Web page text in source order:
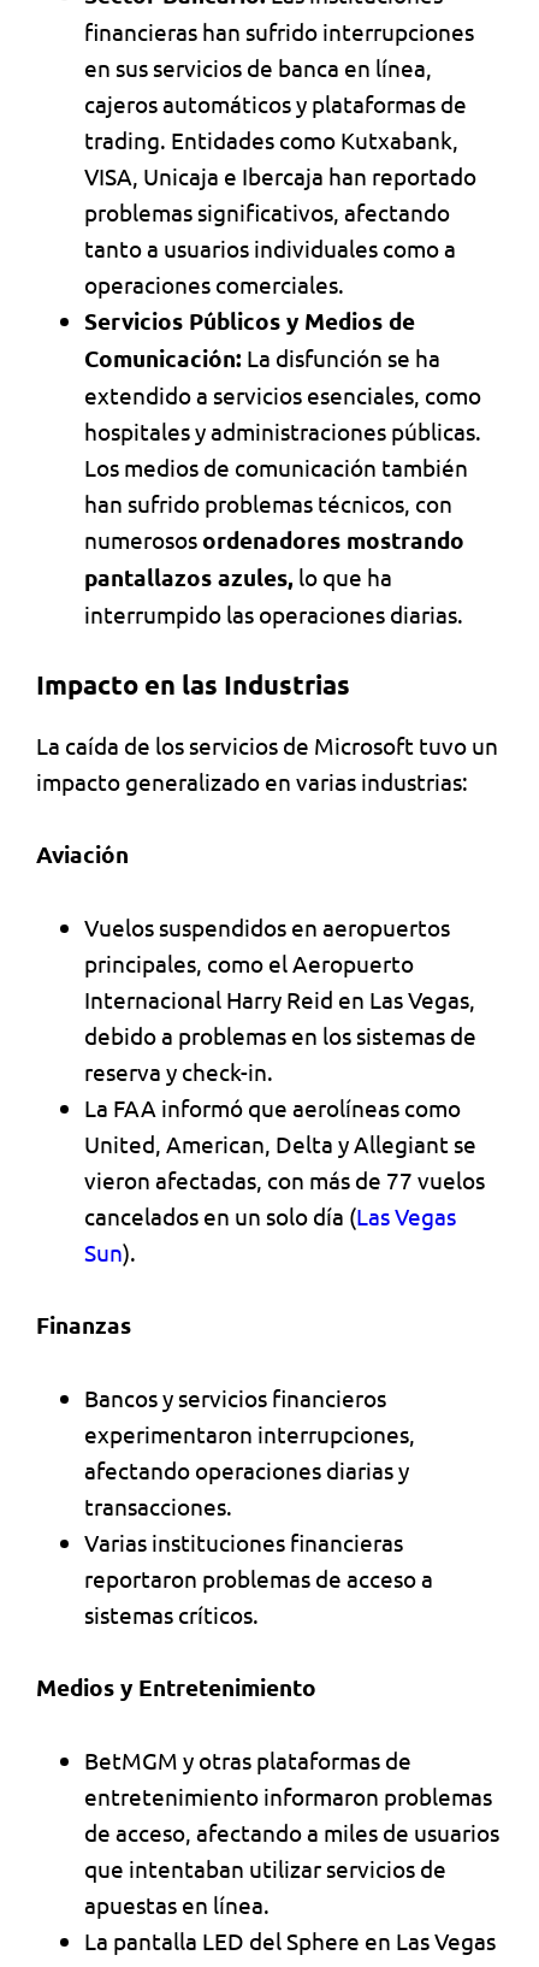
financieras han sufrido interrupciones
en sus servicios de banca en línea,
cajeros automáticos y plataformas de
trading. Entidades como Kutxabank,
VISA, Unicaja e Ibercaja han reportado
problemas significativos, afectando
tanto a usuarios individuales como a
operaciones comerciales.
Servicios Públicos y Medios de
Comunicación: La disfunción se ha
extendido a servicios esenciales, como
hospitales y administraciones públicas.
Los medios de comunicación también
han sufrido problemas técnicos, con
numerososordenadores mostrando
pantallazos azules, lo que ha
interrumpido las operaciones diarias.
Impacto en las Industrias
La caída de los servicios de Microsoft tuvo un
impacto generalizado en varias industrias:
Aviación
Vuelos suspendidos en aeropuertos
principales, como el Aeropuerto
Internacional Harry Reid en Las Vegas,
debido a problemas en los sistemas de
reserva y check-in.
La FAA informó que aerolíneas como
United, American, Delta y Allegiant se
vieron afectadas, con más de 77 vuelos
cancelados en un solo día​ (Las Vegas
Sun)​.
Finanzas
Bancos y servicios financieros
experimentaron interrupciones,
afectando operaciones diarias y
transacciones.
Varias instituciones financieras
reportaron problemas de acceso a
sistemas críticos.
Medios y Entretenimiento
BetMGM y otras plataformas de
entretenimiento informaron problemas
de acceso, afectando a miles de usuarios
que intentaban utilizar servicios de
apuestas en línea.
La pantalla LED del Sphere en Las Vegas